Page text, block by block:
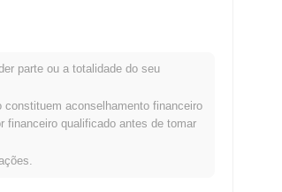
o mercado cripto mais amplo?
que registrou um ganho de0.88%. Isso
mais amplo.
parte ou a totalidade do seu
aconselhamento financeiro
financeiro qualificado antes de tomar